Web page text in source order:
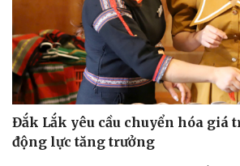
Đắk Lắk yêu cầu chuyển hóa giá
động lực tăng trưởng